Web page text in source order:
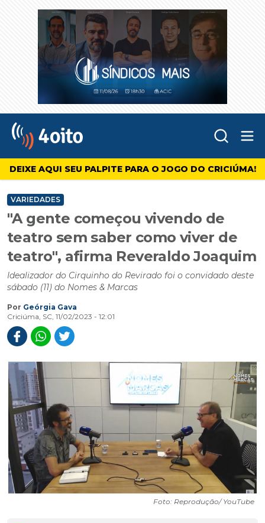
4oito
DEIXE AQUI SEU PALPITE PARA O JOGO DO CRICIÚMA!
VARIEDADES
"A gente começou vivendo de
teatro sem saber como viver de
teatro", afirma Reveraldo Joaquim
Idealizador do Cirquinho do Revirado foi o convidado deste
sábado (11) do Nomes & Marcas
Por Geórgia Gava
Criciúma, SC, 11/02/2023 - 12:01
Foto: Reprodução/ YouTube